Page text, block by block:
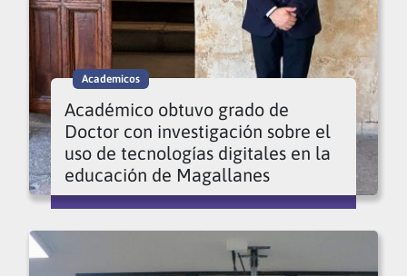
Academicos
Académico obtuvo grado de
Doctor con investigación sobre el
uso de tecnologías digitales en la
educación de Magallanes